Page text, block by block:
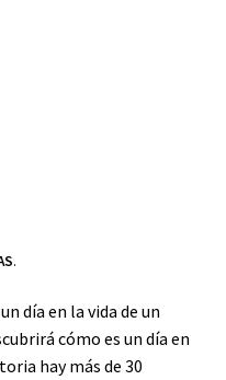
.
día en la vida de un
cómo es un día en
hay más de 30